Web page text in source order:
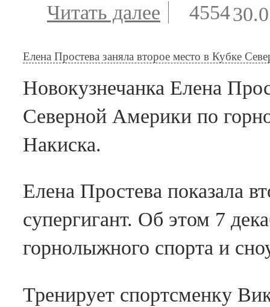
Читать далее о
Елена
Простева,
Астапенко и
приняли
участие во
сборах в
4554
Елена Простева заняла второе место в Кубке
Новокузнечанка Елена
Северной Америки по
Накиска.
Елена Простева показала
супергигант. Об этом 7
горнолыжного спорта и
Тренирует спортсменку